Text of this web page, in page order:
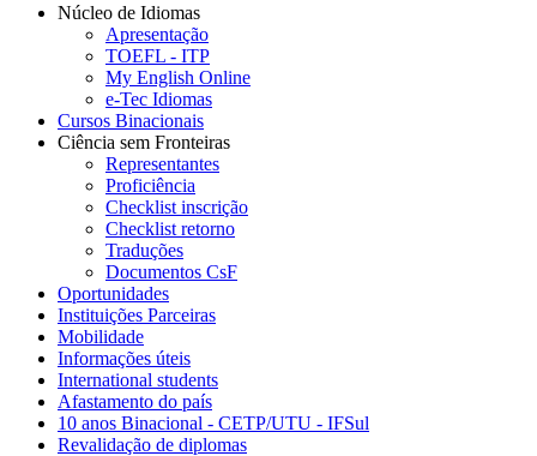
Núcleo de Idiomas
Apresentação
TOEFL - ITP
My English Online
e-Tec Idiomas
Cursos Binacionais
Ciência sem Fronteiras
Representantes
Proficiência
Checklist inscrição
Checklist retorno
Traduções
Documentos CsF
Oportunidades
Instituições Parceiras
Mobilidade
Informações úteis
International students
Afastamento do país
10 anos Binacional - CETP/UTU - IFSul
Revalidação de diplomas